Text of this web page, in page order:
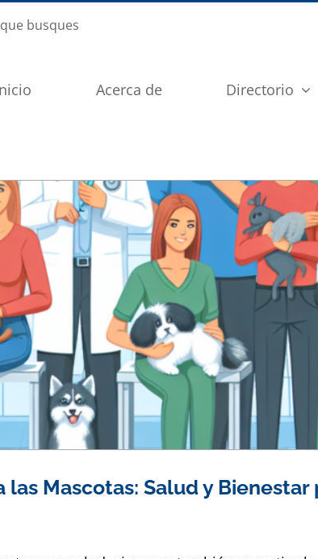
busques
Acerca de Directorio
Mascotas: Salud y Bienestar